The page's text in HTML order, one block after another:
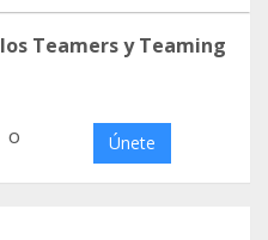
Teamers y Teaming
o Únete